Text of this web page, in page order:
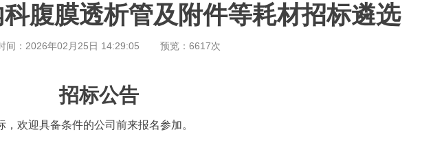
腹膜透析管及附件等耗材招标遴选
间： 2026年02月25日 14:29:05 预览： 6617次
招标公告
欢迎具备条件的公司前来报名参加。